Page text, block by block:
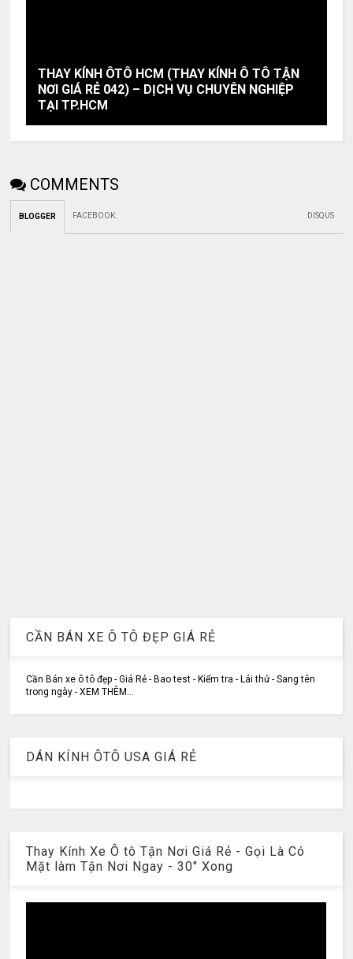
THAY KÍNH ÔTÔ HCM (THAY KÍNH Ô TÔ TẬN
NƠI GIÁ RẺ 042) – DỊCH VỤ CHUYÊN NGHIỆP
TẠI TP.HCM
COMMENTS
BLOGGER FACEBOOK: DISQUS
CẦN BÁN XE Ô TÔ ĐẸP GIÁ RẺ
Cần Bán xe ô tô đẹp - Giá Rẻ - Bao test - Kiểm tra - Lái thử - Sang tên
trong ngày - XEM THÊM...
DÁN KÍNH ÔTÔ USA GIÁ RẺ
Thay Kính Xe Ô tô Tận Nơi Giá Rẻ - Gọi Là Có
Mặt làm Tận Nơi Ngay - 30" Xong